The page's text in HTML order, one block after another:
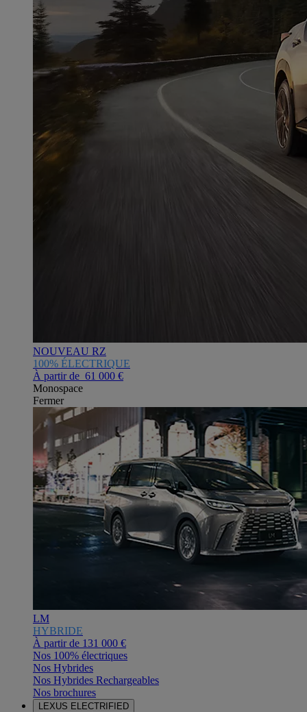
NOUVEAU RZ
100% ÉLECTRIQUE
À partir de 61 000 €
Monospace
Fermer
LM
HYBRIDE
À partir de 131 000 €
Nos 100% électriques
Nos Hybrides
Nos Hybrides Rechargeables
Nos brochures
LEXUS ELECTRIFIED